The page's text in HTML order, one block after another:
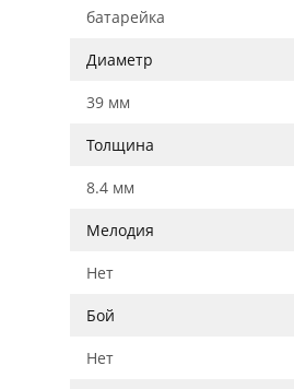
батарейка
Диаметр
39 мм
Толщина
8.4 мм
Мелодия
Нет
Бой
Нет